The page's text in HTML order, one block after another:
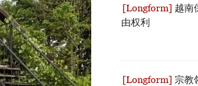
越南
由权利
宗教